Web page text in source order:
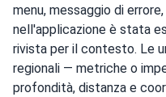
menu, messaggio di
nell'applicazione è stata
rivista per il contesto. Le
regionali — metriche o
profondità, distanza e